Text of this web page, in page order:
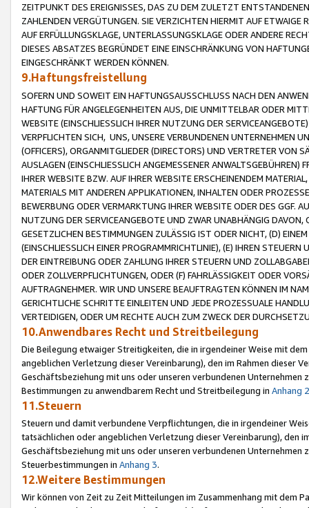
ZEITPUNKT DES EREIGNISSES, DAS ZU DEM ZULETZT
ZAHLENDEN VERGÜTUNGEN. SIE VERZICHTEN HIERMIT AUF
AUF ERFÜLLUNGSKLAGE, UNTERLASSUNGSKLAGE ODER ANDERE
DIESES ABSATZES BEGRÜNDET EINE EINSCHRÄNKUNG VON
EINGESCHRÄNKT WERDEN KÖNNEN.
9.Haftungsfreistellung
SOFERN UND SOWEIT EIN HAFTUNGSAUSSCHLUSS NACH DEN
HAFTUNG FÜR ANGELEGENHEITEN AUS, DIE UNMITTELBAR ODER
WEBSITE (EINSCHLIESSLICH IHRER NUTZUNG DER
VERPFLICHTEN SICH, UNS, UNSERE VERBUNDENEN UNTERNEHMEN
(OFFICERS), ORGANMITGLIEDER (DIRECTORS) UND VERTRETER VON
AUSLAGEN (EINSCHLIESSLICH ANGEMESSENER
IHRER WEBSITE BZW. AUF IHRER WEBSITE ERSCHEINENDEM
MATERIALS MIT ANDEREN APPLIKATIONEN, INHALTEN ODER
BEWERBUNG ODER VERMARKTUNG IHRER WEBSITE ODER DES GGF.
NUTZUNG DER SERVICEANGEBOTE UND ZWAR UNABHÄNGIG
GESETZLICHEN BESTIMMUNGEN ZULÄSSIG IST ODER NICHT, (D)
(EINSCHLIESSLICH EINER PROGRAMMRICHTLINIE), (E) IHREN
DER EINTREIBUNG ODER ZAHLUNG IHRER STEUERN UND
ODER ZOLLVERPFLICHTUNGEN, ODER (F) FAHRLÄSSIGKEIT ODER
AUFTRAGNEHMER. WIR UND UNSERE BEAUFTRAGTEN KÖNNEN IM
GERICHTLICHE SCHRITTE EINLEITEN UND JEDE PROZESSUALE
VERTEIDIGEN, ODER UM RECHTE AUCH ZUM ZWECK DER
10.Anwendbares Recht und Streitbeilegung
Die Beilegung etwaiger Streitigkeiten, die in irgendeiner Weise mit
angeblichen Verletzung dieser Vereinbarung), den im Rahmen dieser
Geschäftsbeziehung mit uns oder unseren verbundenen
Bestimmungen zu anwendbarem Recht und Streitbeilegung in Anhang 2
11.Steuern
Steuern und damit verbundene Verpflichtungen, die in irgendeiner
tatsächlichen oder angeblichen Verletzung dieser Vereinbarung), den
Geschäftsbeziehung mit uns oder unseren verbundenen
Steuerbestimmungen in Anhang 3.
12.Weitere Bestimmungen
Wir können von Zeit zu Zeit Mitteilungen im Zusammenhang mit dem